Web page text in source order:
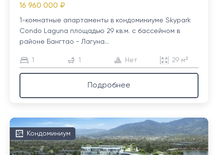
16 960 000 ₽
1-комнатные апартаменты в кондоминиуме Skypark
Condo Laguna площадью 29 кв.м. с бассейном в
районе Бангтао - Лагуна...
1 1 Нет 29 м²
Подробнее
Кондоминиум